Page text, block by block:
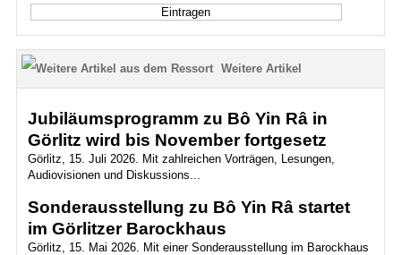
Weitere Artikel
Jubiläumsprogramm zu Bô Yin Râ in
Görlitz wird bis November fortgesetz
Görlitz, 15. Juli 2026. Mit zahlreichen Vorträgen, Lesungen,
Audiovisionen und Diskussions...
Sonderausstellung zu Bô Yin Râ startet
im Görlitzer Barockhaus
Görlitz, 15. Mai 2026. Mit einer Sonderausstellung im Barockhaus